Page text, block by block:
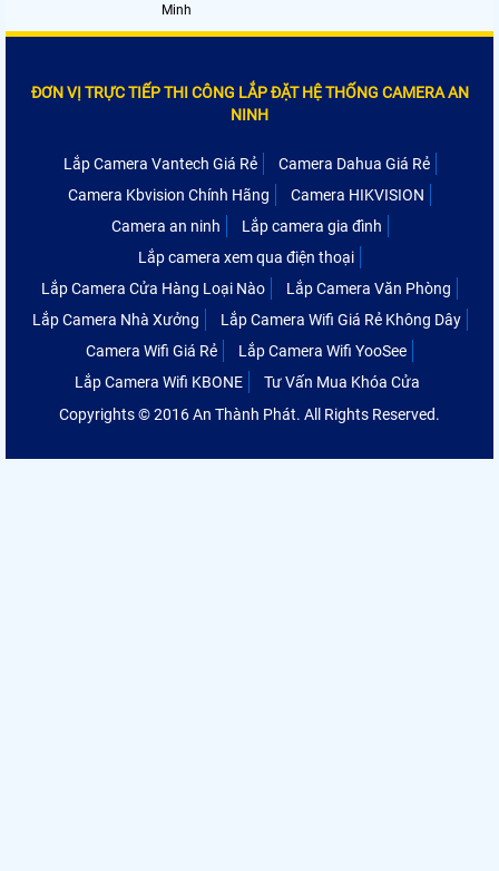
Minh
ĐƠN VỊ TRỰC TIẾP THI CÔNG LẮP ĐẶT HỆ THỐNG CAMERA AN
NINH
Lắp Camera Vantech Giá Rẻ
Camera Dahua Giá Rẻ
Camera Kbvision Chính Hãng
Camera HIKVISION
Camera an ninh
Lắp camera gia đình
Lắp camera xem qua điện thoại
Lắp Camera Cửa Hàng Loại Nào
Lắp Camera Văn Phòng
Lắp Camera Nhà Xưởng
Lắp Camera Wifi Giá Rẻ Không Dây
Camera Wifi Giá Rẻ
Lắp Camera Wifi YooSee
Lắp Camera Wifi KBONE
Tư Vấn Mua Khóa Cửa
Copyrights © 2016 An Thành Phát. All Rights Reserved.